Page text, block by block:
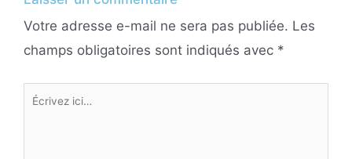
Votre adresse e-mail ne sera pas publiée. Les
champs obligatoires sont indiqués avec *
Écrivez